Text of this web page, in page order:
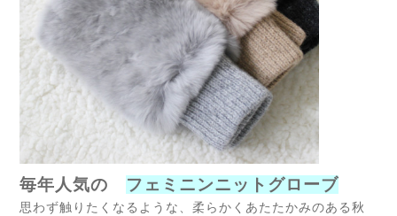
毎年人気の フェミニンニットグローブ
思わず触りたくなるような、柔らかくあたたかみのある秋